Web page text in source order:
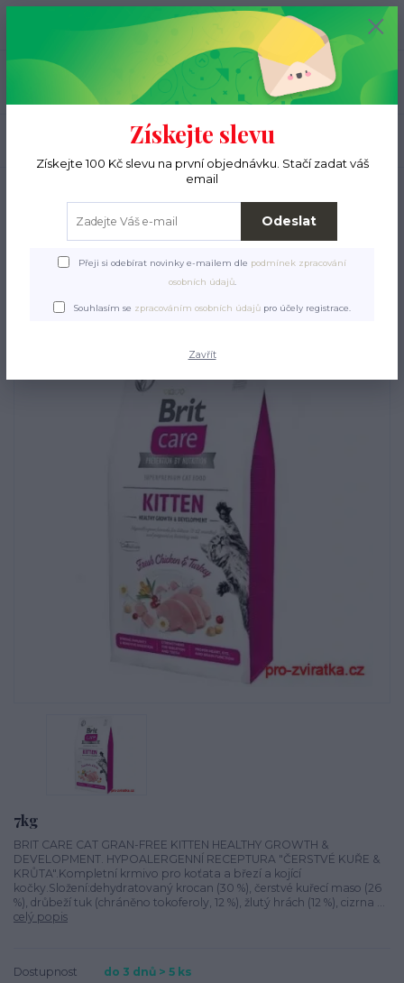
Menu
(Po-Pá, 9-15 hod.)
0 ks
0 Kč
Krmení a pamlsky Granulky
Cat GF Kitten Healthy Growth&Develop.
Brit Care Cat GF Kitten
Healthy Growth&Develop.
7kg
BRIT CARE CAT GRAN-FREE KITTEN HEALTHY GROWTH &
DEVELOPMENT. HYPOALERGENNÍ RECEPTURA "ČERSTVÉ KUŘE &
KRŮTA".Kompletní krmivo pro koťata a březí a kojící
kočky.Složení:dehydratovaný krocan (30 %), čerstvé kuřecí maso (26
%), drůbeží tuk (chráněno tokoferoly, 12 %), žlutý hrách (12 %), cizrna ...
celý popis
Dostupnost
do 3 dnů > 5 ks
Získejte slevu
Získejte 100 Kč slevu na první objednávku. Stačí zadat váš
email
Odeslat
Přeji si odebírat novinky e-mailem dle podmínek zpracování
osobních údajů.
Souhlasím se zpracováním osobních údajů pro účely registrace.
Zavřít